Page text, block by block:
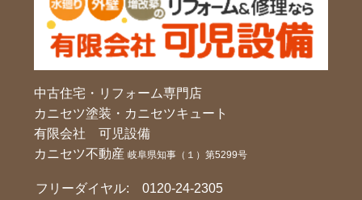
中古住宅・リフォーム専門店
カニセツ塗装・カニセツキュート
有限会社 可児設備
カニセツ不動産岐阜県知事（１）第5299号
フリーダイヤル:0120-24-2305